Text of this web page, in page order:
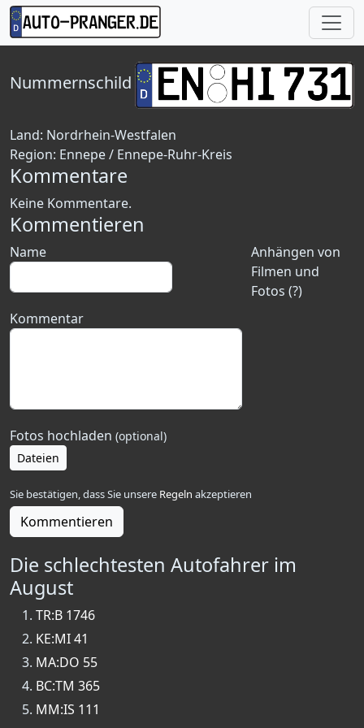
Nummernschild
Land: Nordrhein-Westfalen
Region: Ennepe / Ennepe-Ruhr-Kreis
Kommentare
Keine Kommentare.
Kommentieren
Anhängen von
Filmen und
Fotos (?)
Name
Kommentar
Fotos hochladen (optional)
Dateien
Sie bestätigen, dass Sie unsere Regeln akzeptieren
Kommentieren
Die schlechtesten Autofahrer im
August
TR:B 1746
KE:MI 41
MA:DO 55
BC:TM 365
MM:IS 111